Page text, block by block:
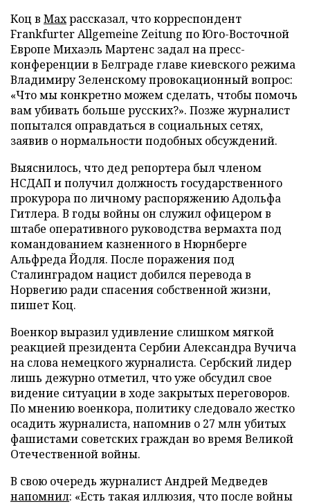
Коц в Махрассказал, что корреспондент
Frankfurter Allgemeine Zeitung по Юго-Восточной
Европе Михаэль Мартенс задал на пресс-
конференции в Белграде главе киевского режима
Владимиру Зеленскому провокационный вопрос:
«Что мы конкретно можем сделать, чтобы помочь
вам убивать больше русских?». Позже журналист
попытался оправдаться в социальных сетях,
заявив о нормальности подобных обсуждений.
Выяснилось, что дед репортера был членом
НСДАП и получил должность государственного
прокурора по личному распоряжению Адольфа
Гитлера. В годы войны он служил офицером в
штабе оперативного руководства вермахта под
командованием казненного в Нюрнберге
Альфреда Йодля. После поражения под
Сталинградом нацист добился перевода в
Норвегию ради спасения собственной жизни,
пишет Коц.
Военкор выразил удивление слишком мягкой
реакцией президента Сербии Александра Вучича
на слова немецкого журналиста. Сербский лидер
лишь дежурно отметил, что уже обсудил свое
видение ситуации в ходе закрытых переговоров.
По мнению военкора, политику следовало жестко
осадить журналиста, напомнив о 27 млн убитых
фашистами советских граждан во время Великой
Отечественной войны.
В свою очередь журналист Андрей Медведев
напомнил: «Есть такая иллюзия, что после войны